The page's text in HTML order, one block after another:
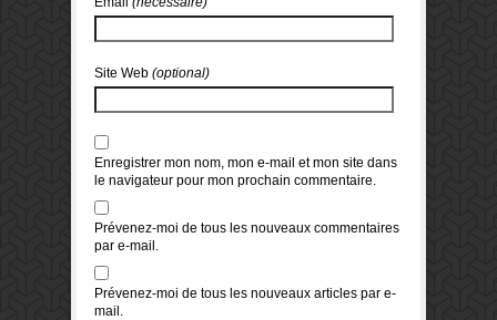
Site Web (optional)
Enregistrer mon nom, mon e-mail et mon site dans
le navigateur pour mon prochain commentaire.
Prévenez-moi de tous les nouveaux commentaires
par e-mail.
Prévenez-moi de tous les nouveaux articles par e-
mail.